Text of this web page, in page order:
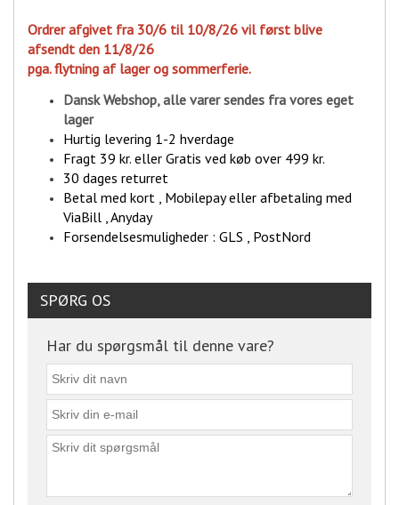
Ordrer afgivet fra 30/6 til 10/8/26 vil først blive
afsendt den 11/8/26
pga. flytning af lager og sommerferie.
Dansk Webshop, alle varer sendes fra vores eget
lager
Hurtig levering 1-2 hverdage
Fragt 39 kr. eller Gratis ved køb over 499 kr.
30 dages returret
Betal med kort , Mobilepay eller afbetaling med
ViaBill , Anyday
Forsendelsesmuligheder : GLS , PostNord
SPØRG OS
Har du spørgsmål til denne vare?